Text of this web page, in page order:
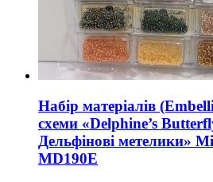
Набір матеріалів
схеми «Delphine’s
Дельфінові метелики»
MD190E